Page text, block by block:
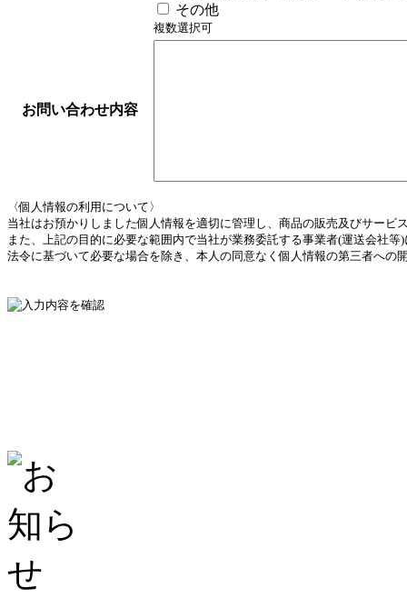
その他
複数選択可
お問い合わせ内容
〈個人情報の利用について〉
当社はお預かりしました個人情報を適切に管理し、商品の販売及びサービ
また、上記の目的に必要な範囲内で当社が業務委託する事業者(運送会
法令に基づいて必要な場合を除き、本人の同意なく個人情報の第三